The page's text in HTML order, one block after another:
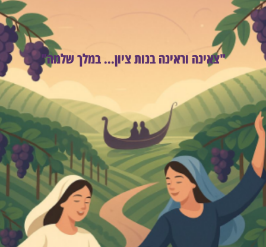
"צאינה וראינה בנות ציון... במלך שלמה"